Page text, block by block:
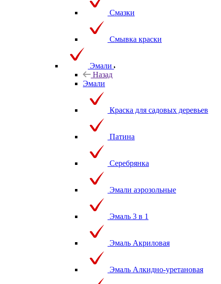
Смазки
Смывка краски
Эмали
Назад
Эмали
Краска для садовых деревьев
Патина
Серебрянка
Эмали аэрозольные
Эмаль 3 в 1
Эмаль Акриловая
Эмаль Алкидно-уретановая